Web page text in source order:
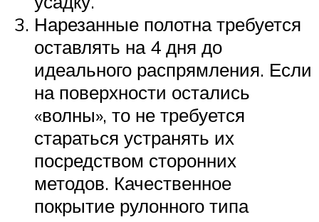
Нарезанные полотна требуется
оставлять на 4 дня до
идеального распрямления. Если
на поверхности остались
«волны», то не требуется
стараться устранять их
посредством сторонних
методов. Качественное
покрытие рулонного типа